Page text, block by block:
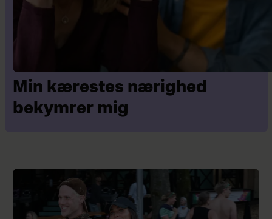
Min kærestes nærighed
bekymrer mig